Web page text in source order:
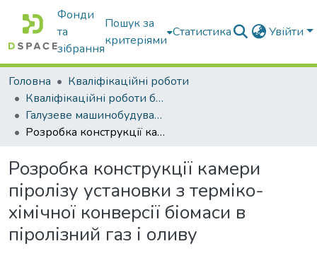
Фонди
та
зібрання
Пошук за
критеріями
Статистика Увійти
Головна
Кваліфікаційні роботи
Кваліфікаційні роботи бакалаврів
Галузеве машинобудування
Розробка конструкції камери піролізу установки з терміко-хімічної конверсії біомаси в піролізний газ і оливу
Розробка конструкції камери
піролізу установки з терміко-
хімічної конверсії біомаси в
піролізний газ і оливу